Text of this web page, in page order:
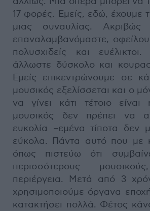
17 φορές. Εμείς, εδώ, έχουμε
μιας συναυλίας.
επαναλαμβανόμαστε,
πολυσχιδείς και
άλλωστε δύσκολο και
Εμείς επικεντρώνουμε σε
μουσικός εξελίσσεται και ο
να γίνει κάτι τέτοιο
μουσικός δεν πρέπει να
ευκολία –εμένα τίποτα δεν
εύκολα. Πάντα αυτό που με
όπως πιστεύω ότι
περισσότερους
περιέργεια. Μετά από 3
χρησιμοποιούμε όργανα
κατακτήσει πολλά. Φέτος